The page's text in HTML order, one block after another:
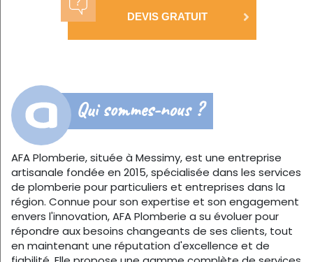
DEVIS GRATUIT
Qui sommes-nous ?
AFA Plomberie, située à Messimy, est une entreprise
artisanale fondée en 2015, spécialisée dans les services
de plomberie pour particuliers et entreprises dans la
région. Connue pour son expertise et son engagement
envers l'innovation, AFA Plomberie a su évoluer pour
répondre aux besoins changeants de ses clients, tout
en maintenant une réputation d'excellence et de